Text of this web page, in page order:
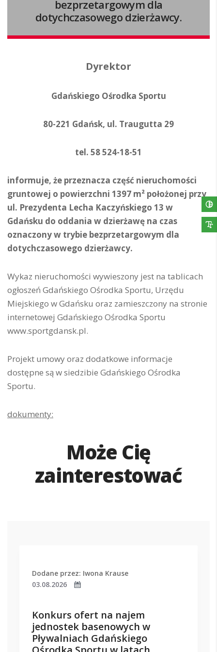
bezprzetargowym dla
dotychczasowego dzierżawcy.
Dyrektor
Gdańskiego Ośrodka Sportu
80-221 Gdańsk, ul. Traugutta 29
tel. 58 524-18-51
informuje, że przeznacza część nieruchomości
gruntowej o powierzchni 1397 m² położonej przy
ul. Prezydenta Lecha Kaczyńskiego 13 w
Gdańsku do oddania w dzierżawę na czas
oznaczony w trybie bezprzetargowym dla
dotychczasowego dzierżawcy.
Wykaz nieruchomości wywieszony jest na tablicach
ogłoszeń Gdańskiego Ośrodka Sportu, Urzędu
Miejskiego w Gdańsku oraz zamieszczony na stronie
internetowej Gdańskiego Ośrodka Sportu
www.sportgdansk.pl.
Projekt umowy oraz dodatkowe informacje
dostępne są w siedzibie Gdańskiego Ośrodka
Sportu.
dokumenty:
Może Cię
zainterestować
Dodane przez: Iwona Krause
03.08.2026
Konkurs ofert na najem
jednostek basenowych w
Pływalniach Gdańskiego